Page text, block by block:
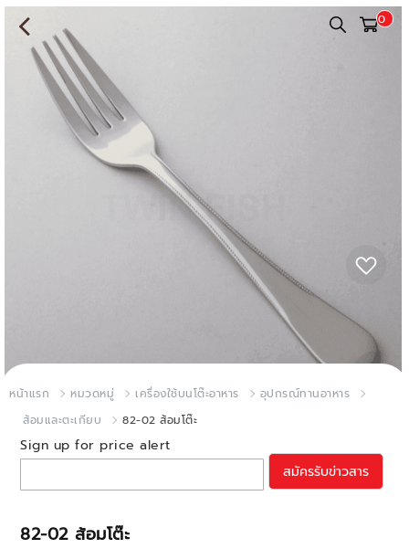
0
หน้าแรก หมวดหมู่ เครื่องใช้บนโต๊ะอาหาร
อุปกรณ์ทานอาหาร
ส้อมและตะเกียบ
82-02 ส้อมโต๊ะ
82-02 ส้อมโต๊ะ
Sign up for price alert
สมัครรับข่าวสาร